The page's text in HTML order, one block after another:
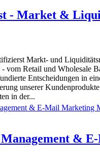
- Market &
Markt- und
vom Retail und Wholesale
Entscheidungen in
unserer
in der...
&